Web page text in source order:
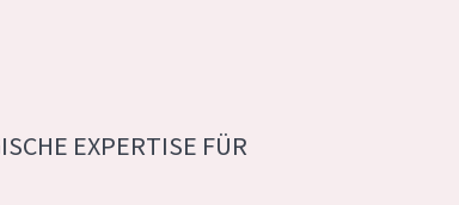
EXPERTISE FÜR